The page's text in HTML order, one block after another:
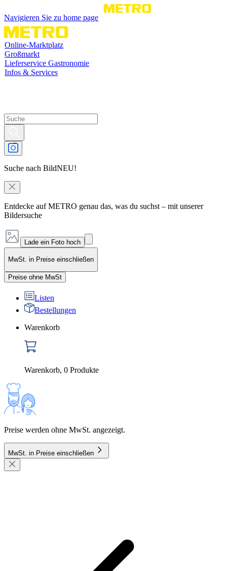
Navigieren Sie zu home page
Online-Marktplatz
Großmarkt
Lieferservice Gastronomie
Infos & Services
Suche nach BildNEU!
Entdecke auf METRO genau das, was du suchst – mit unserer
Bildersuche
Lade ein Foto hoch
MwSt. in Preise einschließen
Preise ohne MwSt
Listen
Bestellungen
Warenkorb
Warenkorb, 0 Produkte
Preise werden ohne MwSt. angezeigt.
MwSt. in Preise einschließen